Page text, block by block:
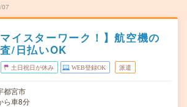
07
マイスターワーク！】航空機の
/日払いOK
土日祝日が休み WEB登録OK 派遣
都宮市
ら車8分